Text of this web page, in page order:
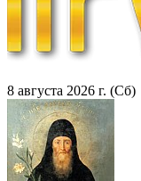
8 августа 2026 г. (Сб)